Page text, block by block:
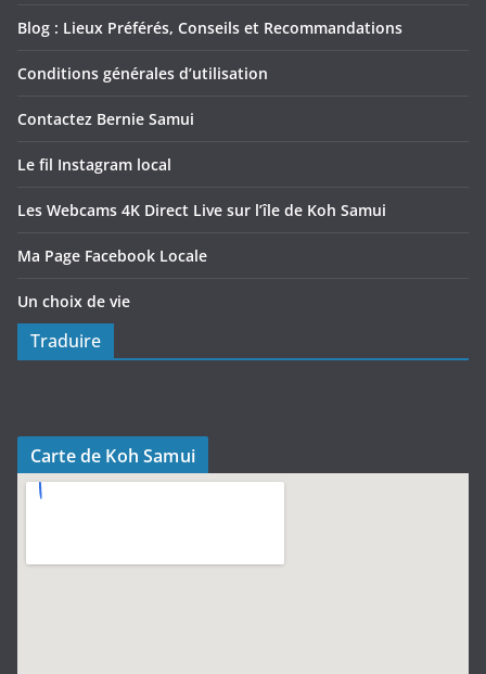
Blog : Lieux Préférés, Conseils et Recommandations
Conditions générales d’utilisation
Contactez Bernie Samui
Le fil Instagram local
Les Webcams 4K Direct Live sur l’île de Koh Samui
Ma Page Facebook Locale
Un choix de vie
Traduire
Carte de Koh Samui